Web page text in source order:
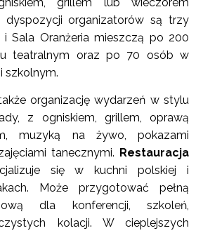
dyspozycji organizatorów są trzy
i Sala Oranżeria mieszczą po 200
teatralnym oraz po 70 osób w
szkolnym.
organizację wydarzeń w stylu
z ogniskiem, grillem, oprawą
muzyką na żywo, pokazami
tanecznymi. Restauracja
się w kuchni polskiej i
Może przygotować pełną
dla konferencji, szkoleń,
kolacji. W cieplejszych